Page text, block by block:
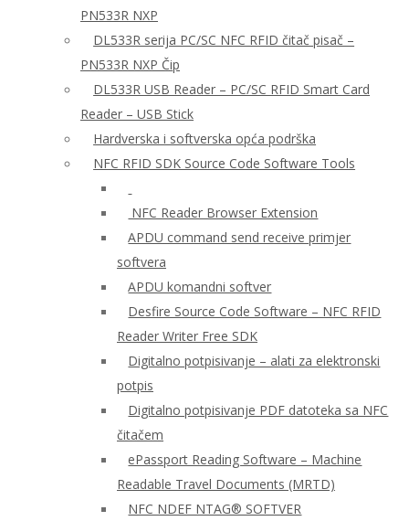
PN533R NXP
DL533R serija PC/SC NFC RFID čitač pisač –
PN533R NXP Čip
DL533R USB Reader – PC/SC RFID Smart Card
Reader – USB Stick
Hardverska i softverska opća podrška
NFC RFID SDK Source Code Software Tools
NFC Reader Browser Extension
APDU command send receive primjer
softvera
APDU komandni softver
Desfire Source Code Software – NFC RFID
Reader Writer Free SDK
Digitalno potpisivanje – alati za elektronski
potpis
Digitalno potpisivanje PDF datoteka sa NFC
čitačem
ePassport Reading Software – Machine
Readable Travel Documents (MRTD)
NFC NDEF NTAG® SOFTVER